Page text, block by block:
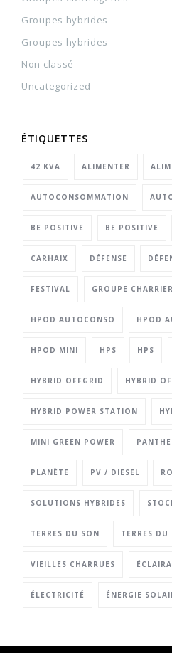
Groupes hybrides
Groupes hybrides
Non classé
Uncategorized
ÉTIQUETTES
42 KVA ALIMENTER
AUTOCONSOMMATION
BE POSITIVE BE POSITIVE
CARHAIX DÉFENSE
FESTIVAL GROUPE CHARRIER
HPOD AUTOCONSO HPOD
HPOD MINI HPS HPS
HYBRID OFFGRID HYBRID
HYBRID POWER STATION
MINI GREEN POWER
PLANÈTE PV / DIESEL
SOLUTIONS HYBRIDES
TERRES DU SON TERRES DU
VIEILLES CHARRUES
ÉLECTRICITÉ ÉNERGIE